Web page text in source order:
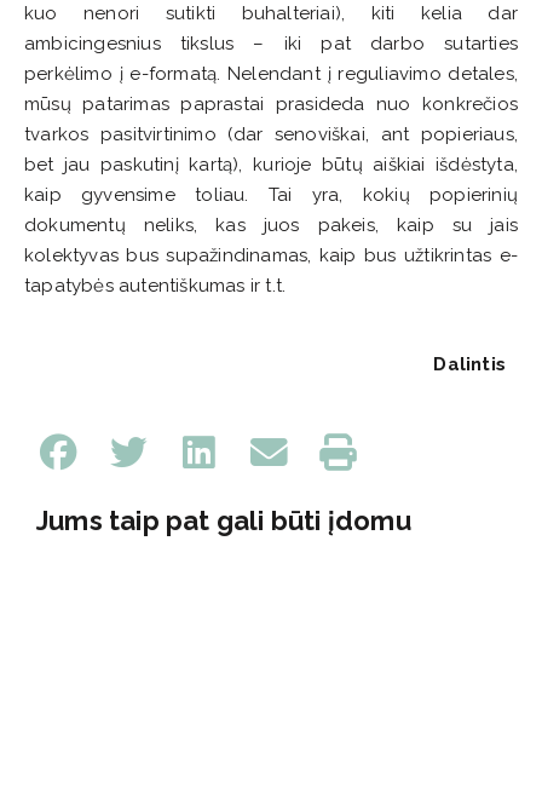
kuo nenori sutikti buhalteriai), kiti kelia dar
ambicingesnius tikslus – iki pat darbo sutarties
perkėlimo į e-formatą. Nelendant į reguliavimo detales,
mūsų patarimas paprastai prasideda nuo konkrečios
tvarkos pasitvirtinimo (dar senoviškai, ant popieriaus,
bet jau paskutinį kartą), kurioje būtų aiškiai išdėstyta,
kaip gyvensime toliau. Tai yra, kokių popierinių
dokumentų neliks, kas juos pakeis, kaip su jais
kolektyvas bus supažindinamas, kaip bus užtikrintas e-
tapatybės autentiškumas ir t.t.
Dalintis
Jums taip pat gali būti įdomu